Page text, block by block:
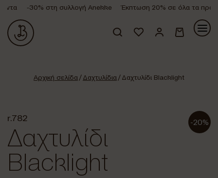
-30% στη συλλογή Anekke Έκπτωση 20% σε όλα τα
Αρχική σελίδα/Δαχτυλίδια/ Δαχτυλίδι Blacklight
-20%
r.782
Δαχτυλίδι
Blacklight